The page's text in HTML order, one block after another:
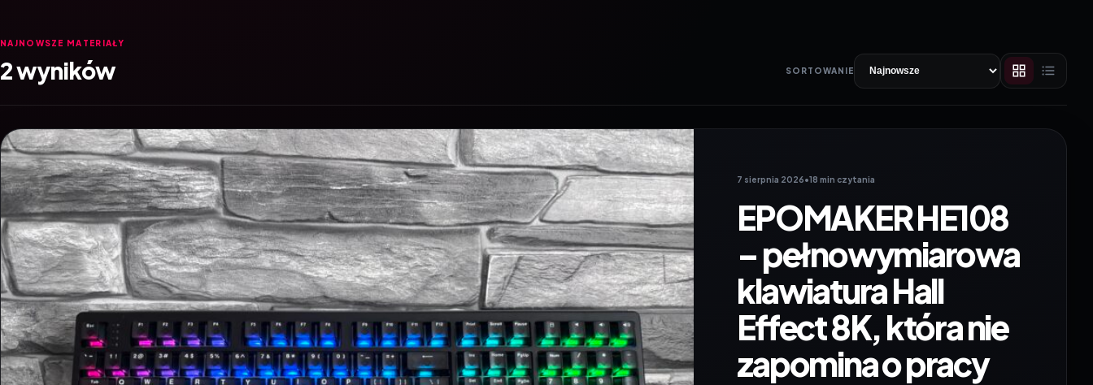
NAJNOWSZE MATERIAŁY
2 wyników SORTOWANIE
7 sierpnia 2026•18 min czytania
EPOMAKER HE108
– pełnowymiarowa
klawiatura Hall
Effect 8K, która nie
zapomina o pracy